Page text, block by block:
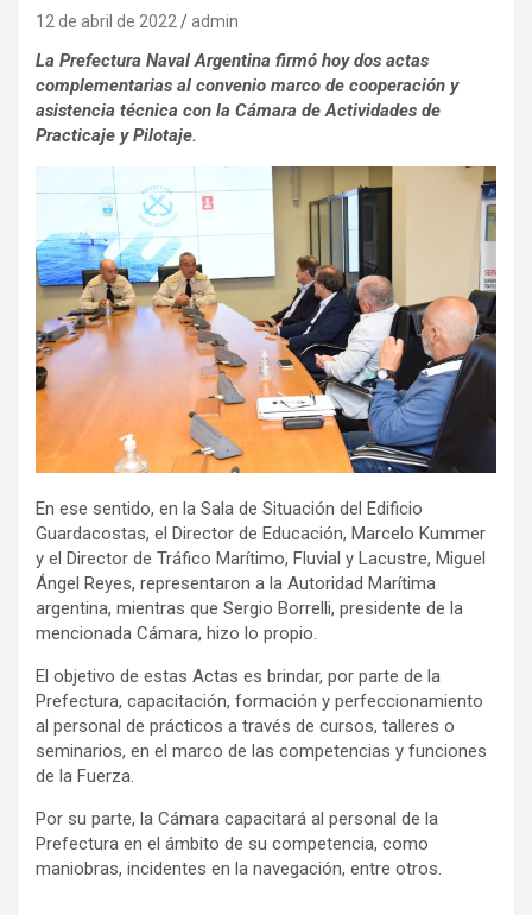
12 de abril de 2022 admin
La Prefectura Naval Argentina firmó hoy dos actas
complementarias al convenio marco de cooperación y
asistencia técnica con la Cámara de Actividades de
Practicaje y Pilotaje.
En ese sentido, en la Sala de Situación del Edificio
Guardacostas, el Director de Educación, Marcelo Kummer
y el Director de Tráfico Marítimo, Fluvial y Lacustre, Miguel
Ángel Reyes, representaron a la Autoridad Marítima
argentina, mientras que Sergio Borrelli, presidente de la
mencionada Cámara, hizo lo propio.
El objetivo de estas Actas es brindar, por parte de la
Prefectura, capacitación, formación y perfeccionamiento
al personal de prácticos a través de cursos, talleres o
seminarios, en el marco de las competencias y funciones
de la Fuerza.
Por su parte, la Cámara capacitará al personal de la
Prefectura en el ámbito de su competencia, como
maniobras, incidentes en la navegación, entre otros.